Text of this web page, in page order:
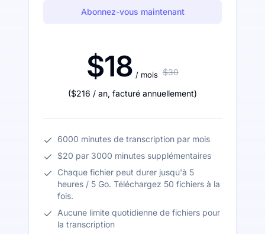
Abonnez-vous maintenant
$18 / mois $30
($216 / an, facturé annuellement)
6000 minutes de transcription par mois
$20 par 3000 minutes supplémentaires
Chaque fichier peut durer jusqu'à 5
heures / 5 Go. Téléchargez 50 fichiers à la
fois.
Aucune limite quotidienne de fichiers pour
la transcription